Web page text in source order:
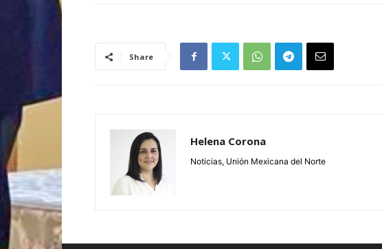
Share
Helena Corona
Noticias, Unión Mexicana del Norte